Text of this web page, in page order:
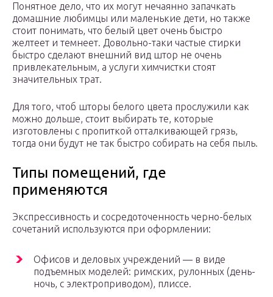
Понятное дело, что их могут нечаянно запачкать
домашние любимцы или маленькие дети, но также
стоит понимать, что белый цвет очень быстро
желтеет и темнеет. Довольно-таки частые стирки
быстро сделают внешний вид штор не очень
привлекательным, а услуги химчистки стоят
значительных трат.
Для того, чтоб шторы белого цвета прослужили как
можно дольше, стоит выбирать те, которые
изготовлены с пропиткой отталкивающей грязь,
тогда они будут не так быстро собирать на себя пыль.
Типы помещений, где
применяются
Экспрессивность и сосредоточенность черно-белых
сочетаний используются при оформлении:
Офисов и деловых учреждений — в виде
подъемных моделей: римских, рулонных (день-
ночь, с электроприводом), плиссе.